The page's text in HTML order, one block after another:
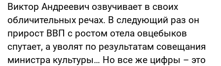
Виктор Андреевич озвучивает в своих
обличительных речах. В следующий раз он
прирост ВВП с ростом отела овцебыков
спутает, а уволят по результатам совещания
министра культуры… Но все же цифры – это